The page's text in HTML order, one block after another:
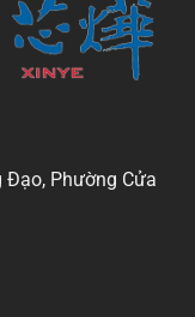
Đạo, Phường Cửa